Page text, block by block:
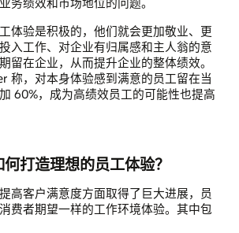
体验是积极的，他们就会更加敬业、更
入工作、对企业有归属感和主人翁的意
留在企业，从而提升企业的整体绩效。
称，对本身体验感到满意的员工留在当
60%，成为高绩效员工的可能性也提高
打造理想的员工体验？
高客户满意度方面取得了巨大进展，员
费者期望一样的工作环境体验。其中包